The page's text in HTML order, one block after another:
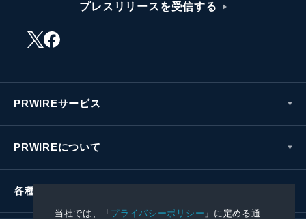
当社では、「プライバシーポリシー 」に定める通
プレスリリースを受信する
PRWIREサービス
PRWIREについて
各種お問い合わせ